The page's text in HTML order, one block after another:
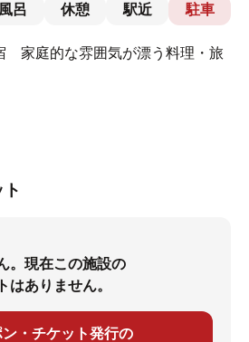
呂 休憩 駅近 駐車
家庭的な雰囲気が漂う料理・旅
。現在この施設の
はありません。
ン・チケット発行の